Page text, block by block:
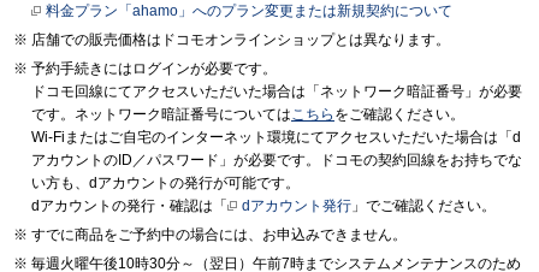
料金プラン「ahamo」へのプラン変更または新規契約について
店舗での販売価格はドコモオンラインショップとは異なります。
予約手続きにはログインが必要です。
ドコモ回線にてアクセスいただいた場合は「ネットワーク暗証番号」が必要
です。ネットワーク暗証番号については こちら をご確認ください。
Wi-Fiまたはご自宅のインターネット環境にてアクセスいただいた場合は「d
アカウントのID／パスワード」が必要です。ドコモの契約回線をお持ちでな
い方も、dアカウントの発行が可能です。
dアカウントの発行・確認は「
dアカウント発行 」でご確認ください。
すでに商品をご予約中の場合には、お申込みできません。
毎週火曜午後10時30分～（翌日）午前7時までシステムメンテナンスのため